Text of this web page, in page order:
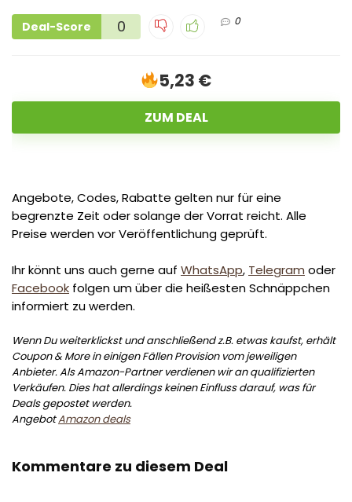
Deal-Score 0 0
5,23 €
ZUM DEAL
Angebote, Codes, Rabatte gelten nur für eine
begrenzte Zeit oder solange der Vorrat reicht. Alle
Preise werden vor Veröffentlichung geprüft.
Ihr könnt uns auch gerne auf WhatsApp, Telegram oder
Facebook folgen um über die heißesten Schnäppchen
informiert zu werden.
Wenn Du weiterklickst und anschließend z.B. etwas kaufst, erhält
Coupon & More in einigen Fällen Provision vom jeweiligen
Anbieter. Als Amazon-Partner verdienen wir an qualifizierten
Verkäufen. Dies hat allerdings keinen Einfluss darauf, was für
Deals gepostet werden.
AngebotAmazon deals
Kommentare zu diesem Deal